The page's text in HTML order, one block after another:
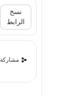
نسخ
الرابط
مشاركة